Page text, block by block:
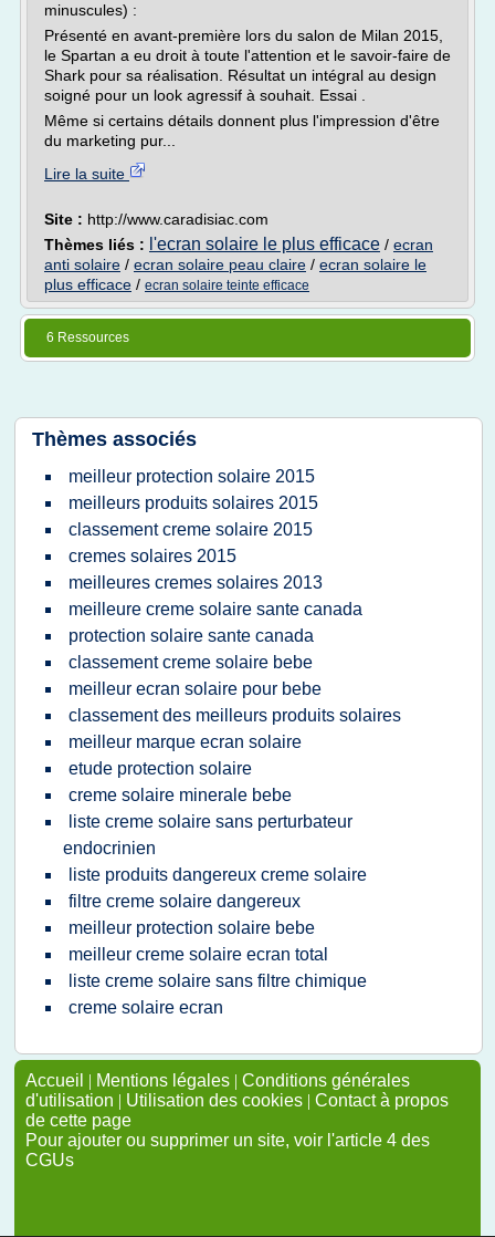
minuscules) :
Présenté en avant-première lors du salon de Milan 2015,
le Spartan a eu droit à toute l'attention et le savoir-faire de
Shark pour sa réalisation. Résultat un intégral au design
soigné pour un look agressif à souhait. Essai .
Même si certains détails donnent plus l'impression d'être
du marketing pur...
Lire la suite
Site : http://www.caradisiac.com
Thèmes liés : l'ecran solaire le plus efficace / ecran
anti solaire / ecran solaire peau claire / ecran solaire le
plus efficace / ecran solaire teinte efficace
6 Ressources
Thèmes associés
meilleur protection solaire 2015
meilleurs produits solaires 2015
classement creme solaire 2015
cremes solaires 2015
meilleures cremes solaires 2013
meilleure creme solaire sante canada
protection solaire sante canada
classement creme solaire bebe
meilleur ecran solaire pour bebe
classement des meilleurs produits solaires
meilleur marque ecran solaire
etude protection solaire
creme solaire minerale bebe
liste creme solaire sans perturbateur
endocrinien
liste produits dangereux creme solaire
filtre creme solaire dangereux
meilleur protection solaire bebe
meilleur creme solaire ecran total
liste creme solaire sans filtre chimique
creme solaire ecran
Accueil | Mentions légales | Conditions générales
d'utilisation | Utilisation des cookies | Contact à propos
de cette page
Pour ajouter ou supprimer un site, voir l'article 4 des
CGUs